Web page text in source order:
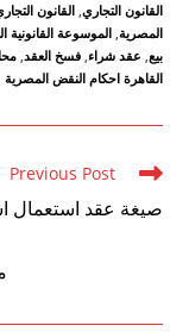
القانون التجاري, القانون
المصرية, الموسوعة القانونية
بيع, عقد شراء, فسخ العقد,
القاهرة احكام النقض المصرية
Read
articles
Previous Post
صيغة عقد استعمال